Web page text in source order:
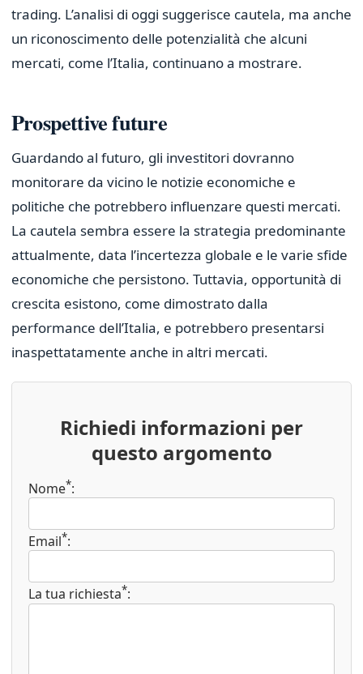
trading. L’analisi di oggi suggerisce cautela, ma anche
un riconoscimento delle potenzialità che alcuni
mercati, come l’Italia, continuano a mostrare.
Prospettive future
Guardando al futuro, gli investitori dovranno
monitorare da vicino le notizie economiche e
politiche che potrebbero influenzare questi mercati.
La cautela sembra essere la strategia predominante
attualmente, data l’incertezza globale e le varie sfide
economiche che persistono. Tuttavia, opportunità di
crescita esistono, come dimostrato dalla
performance dell’Italia, e potrebbero presentarsi
inaspettatamente anche in altri mercati.
Richiedi informazioni per
questo argomento
Nome*:
Email*:
La tua richiesta*: